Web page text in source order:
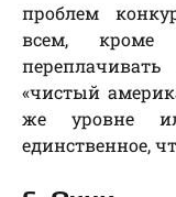
проблем
всем,
«чистый
же уровне
единственное,